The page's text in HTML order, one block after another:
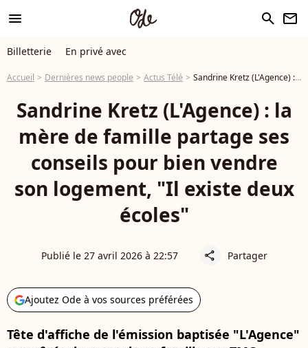
menu search newsletter
Billetterie En privé avec
Accueil Dernières news people Actus Télé Sandrine Kretz (L'Agence) : la mère de famille partage ses conseils pour bien vendre son logement, "Il existe deux écoles"
Sandrine Kretz (L'Agence) : la
mère de famille partage ses
conseils pour bien vendre
son logement, "Il existe deux
écoles"
Publié le 27 avril 2026 à 22:57 share Partager
Ajoutez Ode à vos sources préférées
Tête d'affiche de l'émission baptisée "L'Agence"